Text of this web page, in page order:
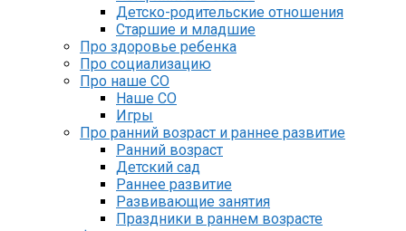
Детско-родительские отношения
Старшие и младшие
Про здоровье ребенка
Про социализацию
Про наше СО
Наше СО
Игры
Про ранний возраст и раннее развитие
Ранний возраст
Детский сад
Раннее развитие
Развивающие занятия
Праздники в раннем возрасте